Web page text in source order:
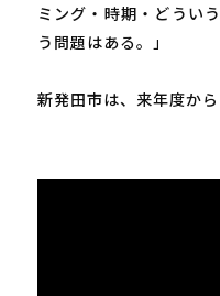
ミング・時期・どうい
う問題はある。」
新発田市は、来年度か